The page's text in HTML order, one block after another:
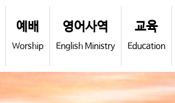
예배
Worship
영어사역
English Ministry
교육
Education